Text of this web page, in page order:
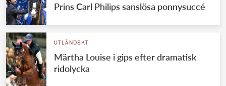
UTLÄNDSKT
VÄRLDENS KUNGAHUS
Svenska kungahuset
Prins Carl Philips sanslösa ponnysuccé
UTLÄNDSKT
Märtha Louise i gips efter dramatisk
ridolycka